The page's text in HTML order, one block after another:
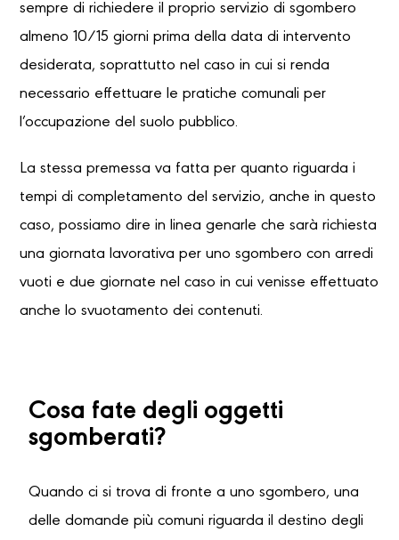
sempre di richiedere il proprio servizio di sgombero
almeno 10/15 giorni prima della data di intervento
desiderata, soprattutto nel caso in cui si renda
necessario effettuare le pratiche comunali per
l’occupazione del suolo pubblico.
La stessa premessa va fatta per quanto riguarda i
tempi di completamento del servizio, anche in questo
caso, possiamo dire in linea genarle che sarà richiesta
una giornata lavorativa per uno sgombero con arredi
vuoti e due giornate nel caso in cui venisse effettuato
anche lo svuotamento dei contenuti.
Cosa fate degli oggetti
sgomberati?
Quando ci si trova di fronte a uno sgombero, una
delle domande più comuni riguarda il destino degli